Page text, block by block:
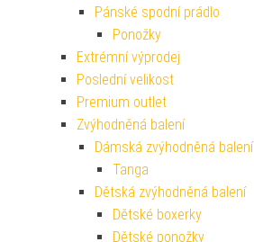
Pánské spodní prádlo
Ponožky
Extrémní výprodej
Poslední velikost
Premium outlet
Zvýhodněná balení
Dámská zvýhodněná balení
Tanga
Dětská zvýhodněná balení
Dětské boxerky
Dětské ponožky